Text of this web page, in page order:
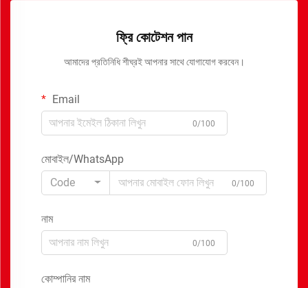
ফ্রি কোটেশন পান
আমাদের প্রতিনিধি শীঘ্রই আপনার সাথে যোগাযোগ করবেন।
Email
0/100
মোবাইল/WhatsApp
Code
0/100
নাম
0/100
কোম্পানির নাম